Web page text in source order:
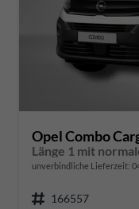
Opel Combo
Länge 1 mit
unverbindliche Lieferzeit:
166557